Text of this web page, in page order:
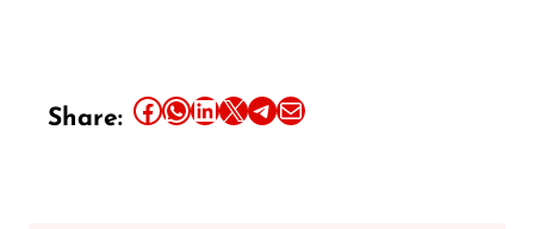
Share: Share this article on Facebook Share this article on WhatsApp Share this article on LinkedIn Share this article on X Share this article on TelegramEmail this Article